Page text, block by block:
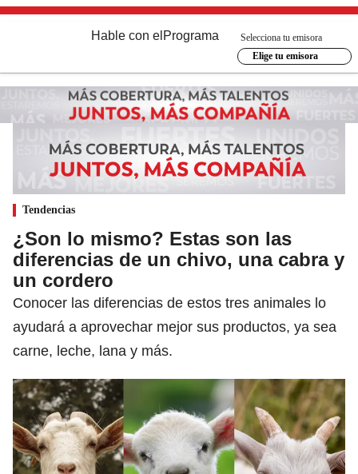
Hable con el Programa
Selecciona tu emisora
Elige tu emisora
Tendencias
¿Son lo mismo? Estas son las
diferencias de un chivo, una cabra y
un cordero
Conocer las diferencias de estos tres animales lo
ayudará a aprovechar mejor sus productos, ya sea
carne, leche, lana y más.